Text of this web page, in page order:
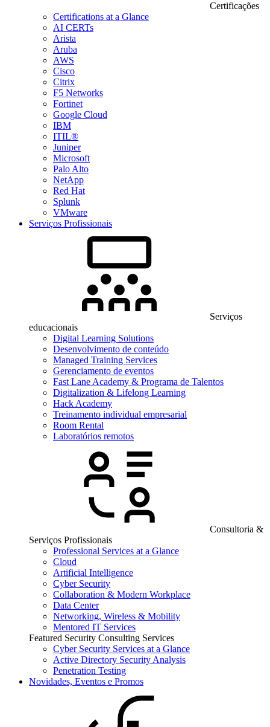
Certificações
Certifications at a Glance
AI CERTs
Arista
Aruba
AWS
Cisco
Citrix
F5 Networks
Fortinet
Google Cloud
IBM
ITIL®
Juniper
Microsoft
Palo Alto
NetApp
Red Hat
Splunk
VMware
Serviços Profissionais
Serviços
educacionais
Digital Learning Solutions
Desenvolvimento de conteúdo
Managed Training Services
Gerenciamento de eventos
Fast Lane Academy & Programa de Talentos
Digitalization & Lifelong Learning
Hack Academy
Treinamento individual empresarial
Room Rental
Laboratórios remotos
Consultoria &
Serviços Profissionais
Professional Services at a Glance
Cloud
Artificial Intelligence
Cyber Security
Collaboration & Modern Workplace
Data Center
Networking, Wireless & Mobility
Mentored IT Services
Featured Security Consulting Services
Cyber Security Services at a Glance
Active Directory Security Analysis
Penetration Testing
Novidades, Eventos e Promos